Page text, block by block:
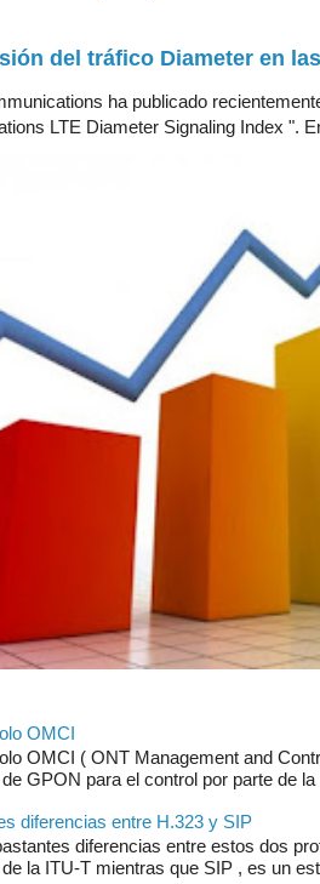
del tráfico Diameter en
ha publicado
LTE Diameter Signaling Index ".
OMCI
OMCI ( ONT Management and
GPON para el control por parte de
diferencias entre H.323 y SIP
diferencias entre estos dos
la ITU-T mientras que SIP , es un